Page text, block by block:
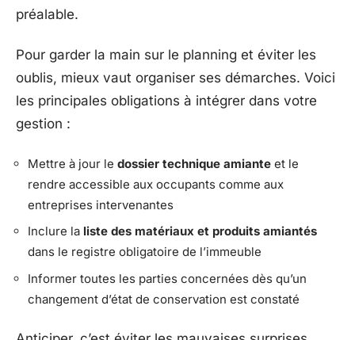
préalable.
Pour garder la main sur le planning et éviter les
oublis, mieux vaut organiser ses démarches. Voici
les principales obligations à intégrer dans votre
gestion :
Mettre à jour le dossier technique amiante et le
rendre accessible aux occupants comme aux
entreprises intervenantes
Inclure la liste des matériaux et produits amiantés
dans le registre obligatoire de l’immeuble
Informer toutes les parties concernées dès qu’un
changement d’état de conservation est constaté